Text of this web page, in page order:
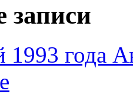
записи
1993 года